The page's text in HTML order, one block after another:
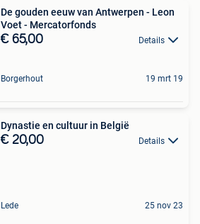
De gouden eeuw van Antwerpen - Leon
Voet - Mercatorfonds
€ 65,00 Details
Borgerhout 19 mrt 19
Dynastie en cultuur in België
€ 20,00 Details
Lede 25 nov 23